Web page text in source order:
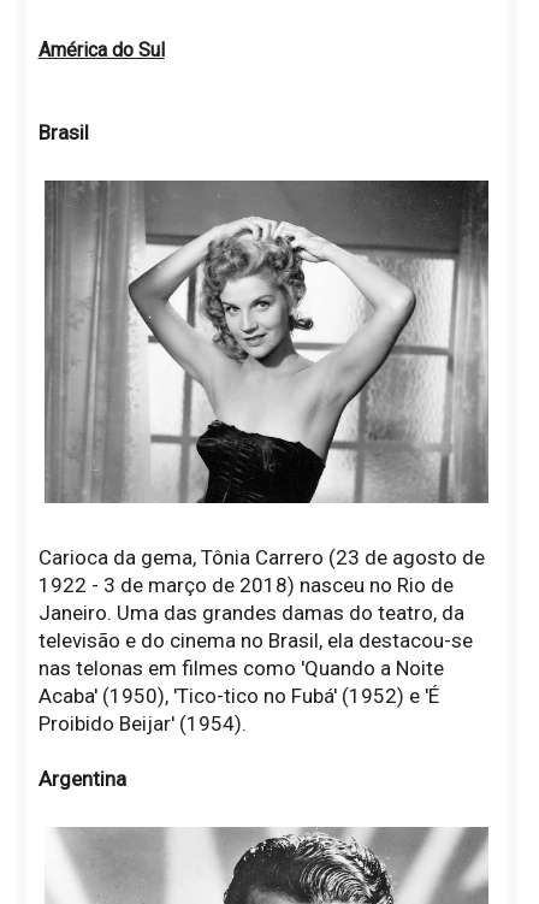
América do Sul
Brasil
Carioca da gema, Tônia Carrero (23 de agosto de
1922 - 3 de março de 2018) nasceu no Rio de
Janeiro. Uma das grandes damas do teatro, da
televisão e do cinema no Brasil, ela destacou-se
nas telonas em filmes como 'Quando a Noite
Acaba' (1950), 'Tico-tico no Fubá' (1952) e 'É
Proibido Beijar' (1954).
Argentina